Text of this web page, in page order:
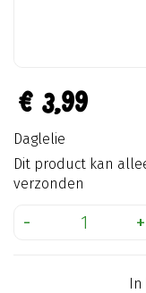
€ 3,99
Daglelie
Dit product kan
verzonden